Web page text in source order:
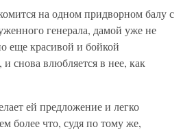
на одном придворном балу с
генерала, дамой уже не
еще красивой и бойкой
снова влюбляется в нее, как
ей предложение и легко
более что, судя по тому же,